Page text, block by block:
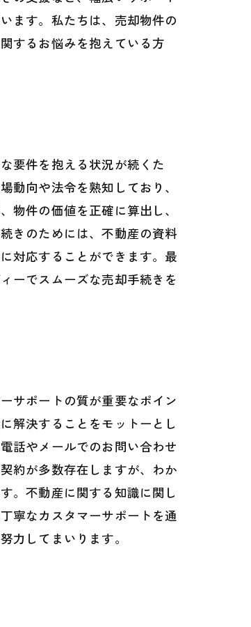
ます。私たちは、売却物件の
するお悩みを抱えている方
要件を抱える状況が続くた
向や法令を熟知しており、
件の価値を正確に算出し、
きのためには、不動産の資料
対応することができます。最
ーでスムーズな売却手続きを
サポートの質が重要なポイン
解決することをモットーとし
話やメールでのお問い合わせ
約が多数存在しますが、わか
。不動産に関する知識に関し
寧なカスタマーサポートを通
力してまいります。